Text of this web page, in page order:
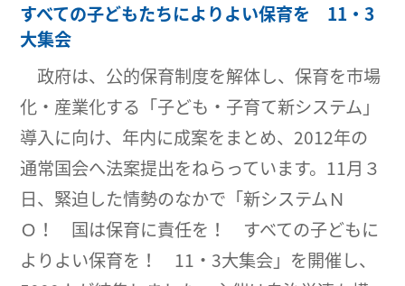
すべての子どもたちによりよい保育を 11・3
大集会
政府は、公的保育制度を解体し、保育を市場
化・産業化する「子ども・子育て新システム」
導入に向け、年内に成案をまとめ、2012年の
通常国会へ法案提出をねらっています。11月３
日、緊迫した情勢のなかで「新システムＮ
Ｏ！ 国は保育に責任を！ すべての子どもに
よりよい保育を！ 11・3大集会」を開催し、